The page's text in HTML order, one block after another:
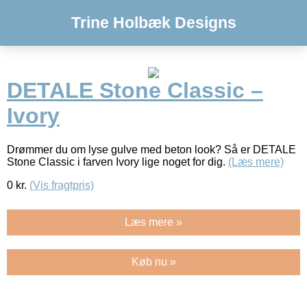
Trine Holbæk Designs
DETALE Stone Classic –
Ivory
Drømmer du om lyse gulve med beton look? Så er DETALE
Stone Classic i farven Ivory lige noget for dig. (Læs mere)
0 kr. (Vis fragtpris)
Læs mere »
Køb nu »